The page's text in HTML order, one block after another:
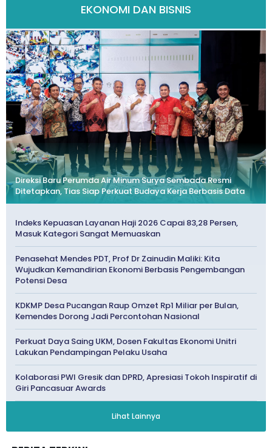
EKONOMI DAN BISNIS
Direksi Baru Perumda Air Minum Surya Sembada Resmi
Ditetapkan, Tias Siap Perkuat Budaya Kerja Berbasis Data
Indeks Kepuasan Layanan Haji 2026 Capai 83,28 Persen,
Masuk Kategori Sangat Memuaskan
Penasehat Mendes PDT, Prof Dr Zainudin Maliki: Kita
Wujudkan Kemandirian Ekonomi Berbasis Pengembangan
Potensi Desa
KDKMP Desa Pucangan Raup Omzet Rp1 Miliar per Bulan,
Kemendes Dorong Jadi Percontohan Nasional
Perkuat Daya Saing UKM, Dosen Fakultas Ekonomi Unitri
Lakukan Pendampingan Pelaku Usaha
Kolaborasi PWI Gresik dan DPRD, Apresiasi Tokoh Inspiratif di
Giri Pancasuar Awards
Lihat Lainnya